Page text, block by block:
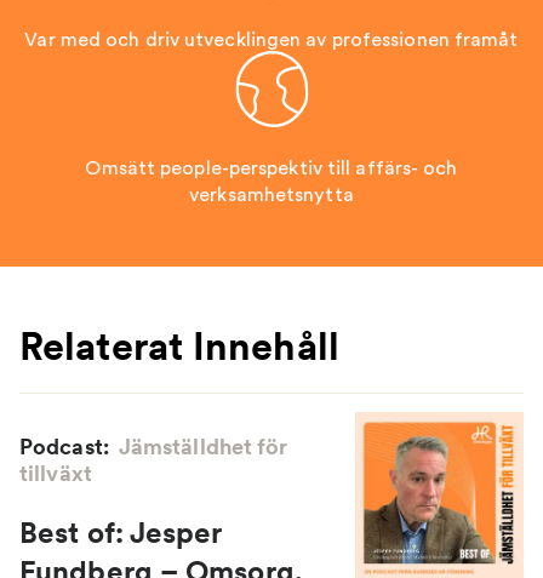
Var med och driv utvecklingen av professionen framåt
Omsätt people-perspektiv till affärs- och
verksamhetsnytta
Relaterat Innehåll
Podcast: Jämställdhet för
tillväxt
Best of: Jesper